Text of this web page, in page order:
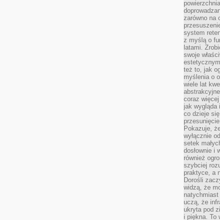
zarówno na
system
z myślą o
latami.
swoje
też to, jak
myślenia o
wiele lat
coraz
jak wygląda
co dzieje
Pokazuje,
wyłącznie
setek
dosłownie i
również
szybciej
praktyce, a
Dorośli
widzą, że
uczą, że
ukryta pod
i piękna. To